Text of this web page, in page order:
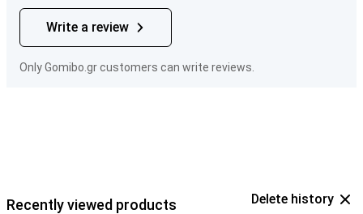
Write a review
Only Gomibo.gr customers can write reviews.
Recently viewed products Delete history